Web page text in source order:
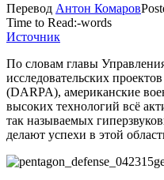
Перевод Антон Комаров
Time to Read:-words
Источник
По словам главы
исследовательских
(DARPA), американские
высоких технологий всё
так называемых
делают успехи в этой